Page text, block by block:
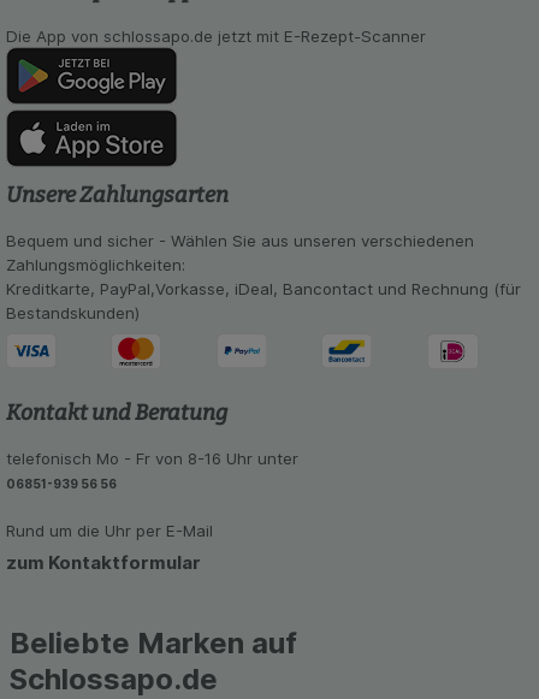
anzuzeigen und unser Partnerprogramm zu
betreiben.
Statistik & Tracking:
Informationen über die Art und Weise der Nutzung
unserer Website sammeln, mit deren Hilfe wir
unsere Website weiter für Sie optimieren können,
den Inhalt auf unserer Website aber auch die
Werbung auf Drittseiten möglichst relevant für Sie
zu gestalten. Bitte beachten Sie, dass Daten
hierfür teilweise an Dritte wie z.B. Google oder
soziale Medien übertragen werden.
Die App von schlossapo.de jetzt mit E-Rezept-Scanner
Unsere Zahlungsarten
Bequem und sicher - Wählen Sie aus unseren verschiedenen
Zahlungsmöglichkeiten:
Kreditkarte, PayPal,Vorkasse, iDeal, Bancontact und Rechnung (für
Bestandskunden)
Kontakt und Beratung
telefonisch Mo - Fr von 8-16 Uhr unter
06851-939 56 56
Rund um die Uhr per E-Mail
zum Kontaktformular
Beliebte Marken auf
Schlossapo.de